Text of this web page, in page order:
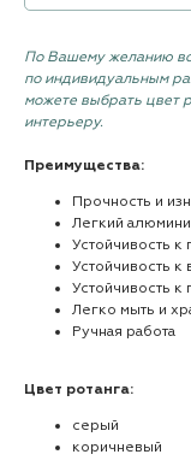
По Вашему желанию
по индивидуальным
можете выбрать цвет
интерьеру.
Преимущества:
Прочность и
Легкий
Устойчивость к
Устойчивость
Устойчивость
Легко мыть и
Ручная работа
Цвет ротанга:
серый
коричневый